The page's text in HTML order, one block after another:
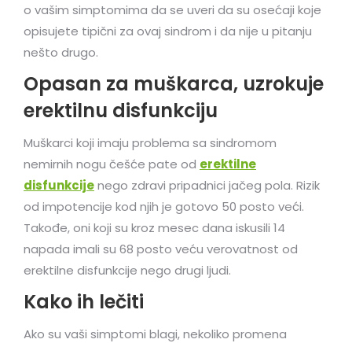
o vašim simptomima da se uveri da su osećaji koje
opisujete tipični za ovaj sindrom i da nije u pitanju
nešto drugo.
Opasan za muškarca, uzrokuje
erektilnu disfunkciju
Muškarci koji imaju problema sa sindromom
nemirnih nogu češće pate od erektilne
disfunkcijenego zdravi pripadnici jačeg pola. Rizik
od impotencije kod njih je gotovo 50 posto veći.
Takođe, oni koji su kroz mesec dana iskusili 14
napada imali su 68 posto veću verovatnost od
erektilne disfunkcije nego drugi ljudi.
Kako ih lečiti
Ako su vaši simptomi blagi, nekoliko promena